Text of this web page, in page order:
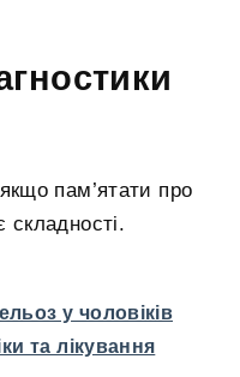
пам’ятати про
у чоловіків
та лікування